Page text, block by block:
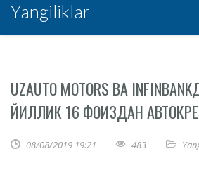
Yangiliklar
UZAUTO MOTORS ВА
ЙИЛЛИК 16 ФОИЗДАН
08/08/2019 19:21 483